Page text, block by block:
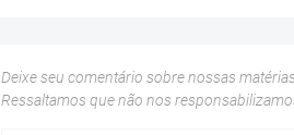
Deixe seu comentário sobre nossas
Ressaltamos que não nos